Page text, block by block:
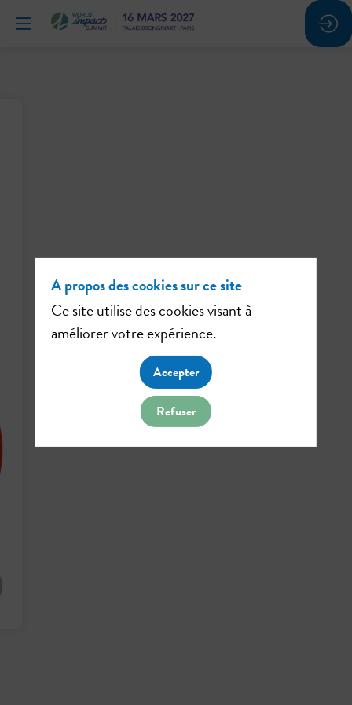
A propos des cookies sur ce site
Ce site utilise des cookies visant à
améliorer votre expérience.
Accepter
Refuser